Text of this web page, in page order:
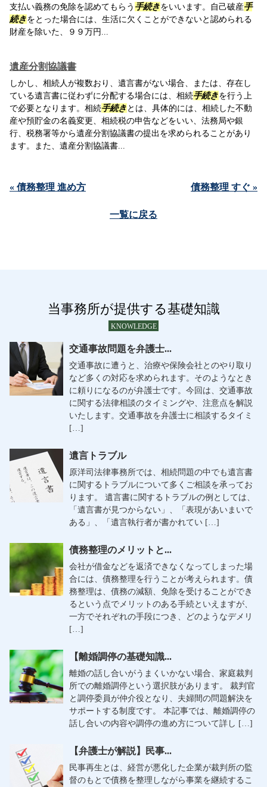
支払い義務の免除を認めてもらう 手続きをいいます。自己破産手
続きをとった場合には、生活に欠くことができないと認められる
財産を除いた、９９万円...
遺産分割協議書
しかし、相続人が複数おり、遺言書がない場合、または、存在し
ている遺言書に従わずに分配する場合には、相続手続きを行う上
で必要となります。相続手続きとは、具体的には、相続した不動
産や預貯金の名義変更、相続税の申告などをいい、法務局や銀
行、税務署等から遺産分割協議書の提出を求められることがあり
ます。また、遺産分割協議書...
« 債務整理 進め方 債務整理 すぐ »
一覧に戻る
当事務所が提供する基礎知識
KNOWLEDGE
交通事故問題を弁護士...
交通事故に遭うと、治療や保険会社とのやり取り
など多くの対応を求められます。そのようなとき
に頼りになるのが弁護士です。今回は、交通事故
に関する法律相談のタイミングや、注意点を解説
いたします。交通事故を弁護士に相談するタイミ
[…]
遺言トラブル
原洋司法律事務所では、相続問題の中でも遺言書
に関するトラブルについて多くご相談を承ってお
ります。 遺言書に関するトラブルの例としては、
「遺言書が見つからない」、「表現があいまいで
ある」、「遺言執行者が書かれてい […]
債務整理のメリットと...
会社が借金などを返済できなくなってしまった場
合には、債務整理を行うことが考えられます。債
務整理は、債務の減額、免除を受けることができ
るという点でメリットのある手続といえますが、
一方でそれぞれの手段につき、どのようなデメリ
[…]
【離婚調停の基礎知識...
離婚の話し合いがうまくいかない場合、家庭裁判
所での離婚調停という選択肢があります。 裁判官
と調停委員が仲介役となり、夫婦間の問題解決を
サポートする制度です。 本記事では、離婚調停の
話し合いの内容や調停の進め方について詳し […]
【弁護士が解説】民事...
民事再生とは、経営が悪化した企業が裁判所の監
督のもとで債務を整理しながら事業を継続するこ